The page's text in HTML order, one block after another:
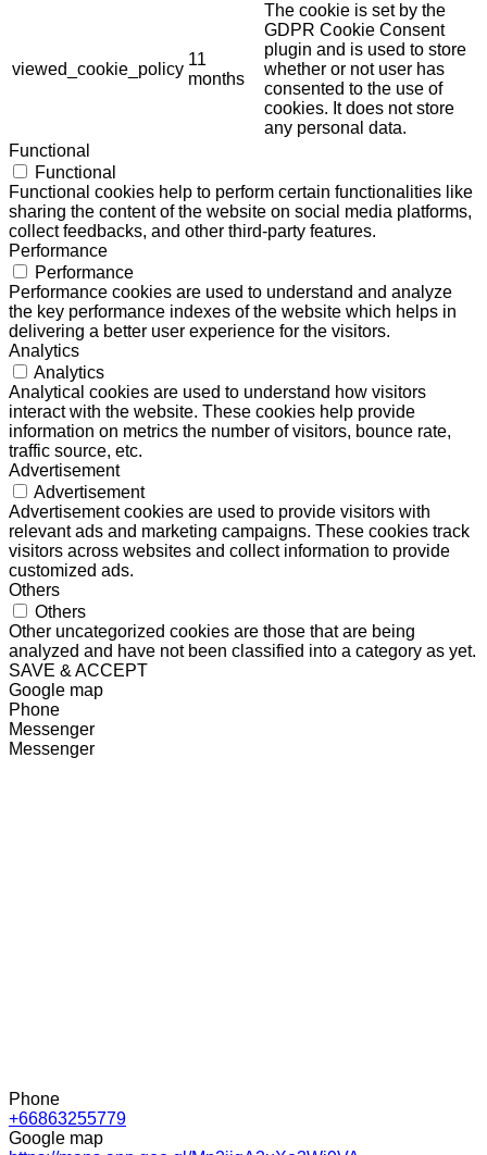
viewed_cookie_policy
11
months
The cookie is set by the
GDPR Cookie Consent
plugin and is used to store
whether or not user has
consented to the use of
cookies. It does not store
any personal data.
Functional
Functional
Functional cookies help to perform certain functionalities like
sharing the content of the website on social media platforms,
collect feedbacks, and other third-party features.
Performance
Performance
Performance cookies are used to understand and analyze
the key performance indexes of the website which helps in
delivering a better user experience for the visitors.
Analytics
Analytics
Analytical cookies are used to understand how visitors
interact with the website. These cookies help provide
information on metrics the number of visitors, bounce rate,
traffic source, etc.
Advertisement
Advertisement
Advertisement cookies are used to provide visitors with
relevant ads and marketing campaigns. These cookies track
visitors across websites and collect information to provide
customized ads.
Others
Others
Other uncategorized cookies are those that are being
analyzed and have not been classified into a category as yet.
SAVE & ACCEPT
Google map
Phone
Messenger
Messenger
Phone
+66863255779
Google map